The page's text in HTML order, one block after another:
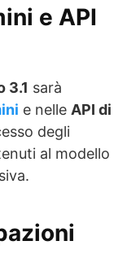
e API
3.1 sarà
e nelle API di
degli
al modello